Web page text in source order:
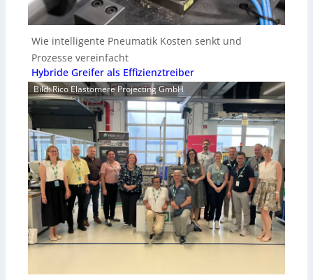
Wie intelligente Pneumatik Kosten senkt und
Prozesse vereinfacht
Hybride Greifer als Effizienztreiber
Bild: Rico Elastomere Projecting GmbH